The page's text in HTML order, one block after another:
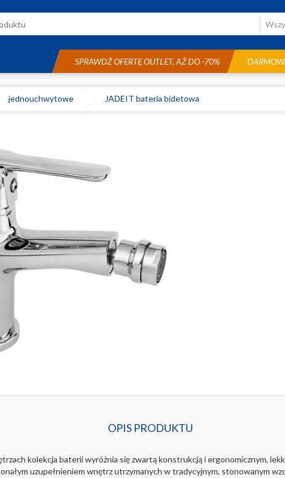
SPRAWDŹ OFERTĘ OUTLET, AŻ DO -70%
jednouchwytowe JADEIT bateria bidetowa
OPIS PRODUKTU
kolekcja baterii wyróżnia się zwartą konstrukcją i ergonomicznym,
uzupełnieniem wnętrz utrzymanych w tradycyjnym, stonowanym